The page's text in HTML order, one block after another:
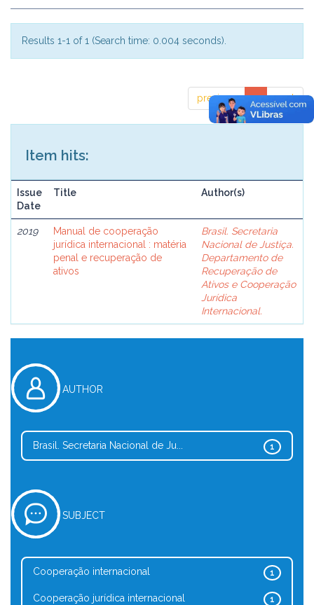
Results 1-1 of 1 (Search time: 0.004 seconds).
previous 1 next
Item hits:
Issue
Date
Title Author(s)
2019
Manual de cooperação
jurídica internacional : matéria
penal e recuperação de
ativos
Brasil. Secretaria
Nacional de Justiça.
Departamento de
Recuperação de
Ativos e Cooperação
Jurídica
Internacional.
AUTHOR
1
Brasil. Secretaria Nacional de Ju...
SUBJECT
1
Cooperação internacional
1
Cooperação jurídica internacional